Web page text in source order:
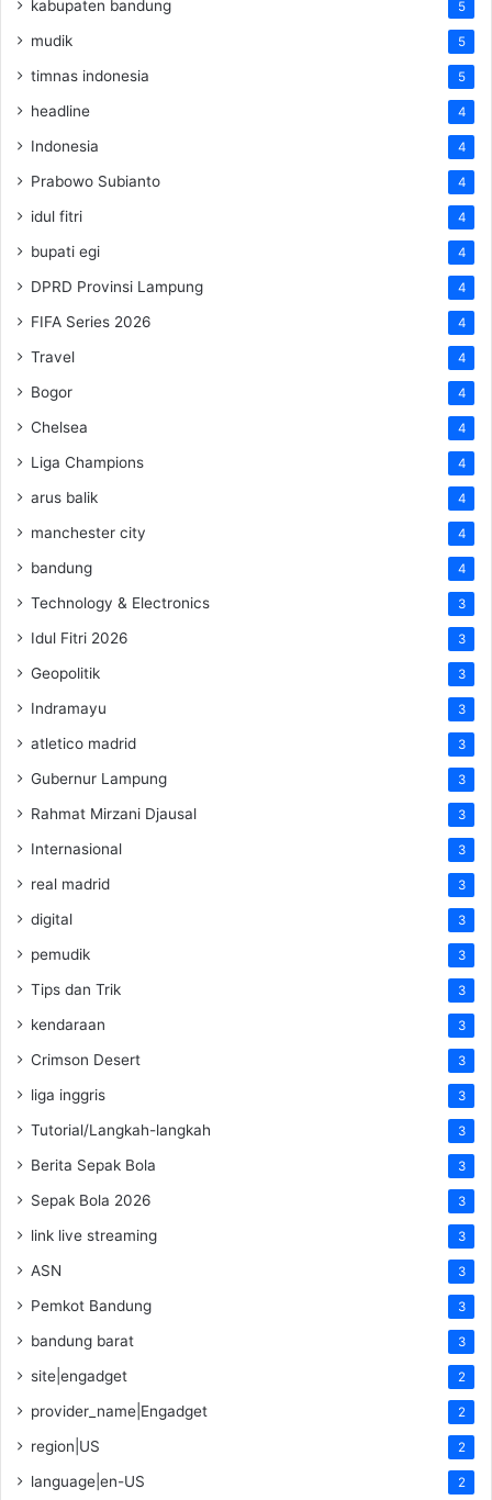
kabupaten bandung 5
mudik 5
timnas indonesia 5
headline 4
Indonesia 4
Prabowo Subianto 4
idul fitri 4
bupati egi 4
DPRD Provinsi Lampung 4
FIFA Series 2026 4
Travel 4
Bogor 4
Chelsea 4
Liga Champions 4
arus balik 4
manchester city 4
bandung 4
Technology & Electronics 3
Idul Fitri 2026 3
Geopolitik 3
Indramayu 3
atletico madrid 3
Gubernur Lampung 3
Rahmat Mirzani Djausal 3
Internasional 3
real madrid 3
digital 3
pemudik 3
Tips dan Trik 3
kendaraan 3
Crimson Desert 3
liga inggris 3
Tutorial/Langkah-langkah 3
Berita Sepak Bola 3
Sepak Bola 2026 3
link live streaming 3
ASN 3
Pemkot Bandung 3
bandung barat 3
site|engadget 2
provider_name|Engadget 2
region|US 2
language|en-US 2